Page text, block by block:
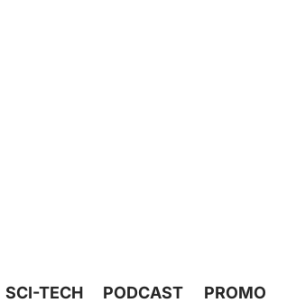
SCI-TECH PODCAST
PROMO